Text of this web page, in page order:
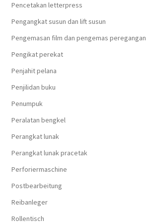
Pencetakan letterpress
Pengangkat susun dan lift susun
Pengemasan film dan pengemas peregangan
Pengikat perekat
Penjahit pelana
Penjilidan buku
Penumpuk
Peralatan bengkel
Perangkat lunak
Perangkat lunak pracetak
Perforiermaschine
Postbearbeitung
Reibanleger
Rollentisch